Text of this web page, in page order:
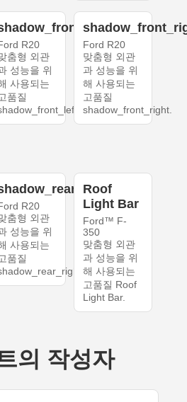
R20
춤형 외관
성능을 위
사용되는
품질
Ford R20
맞춤형 외관
과 성능을 위
해 사용되는
고품질
shadow_front_right.
R20
춤형 외관
성능을 위
사용되는
품질
Roof
Light Bar
Ford™ F-
350
맞춤형 외관
과 성능을 위
해 사용되는
고품질 Roof
Light Bar.
의 작성자